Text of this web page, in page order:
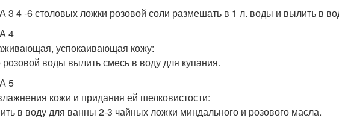
4 -6 столовых ложки розовой соли размешать в 1 л. воды и вылить в
4
успокаивающая кожу:
розовой воды вылить смесь в воду для купания.
5
кожи и придания ей шелковистости:
в воду для ванны 2-3 чайных ложки миндального и розового масла.